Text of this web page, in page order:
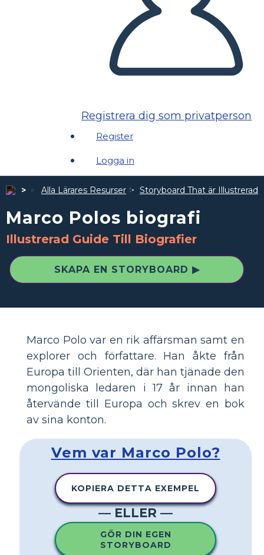
Registrera dig som privatperson
Register
Logga in
Alla Lärares Resurser Storyboard That är
Marco Polos biografi
Illustrerad Guide Till Biografier
SKAPA EN STORYBOARD ▶
Marco Polo var en rik affärsman samt en
explorer och författare. Han åkte från
Europa till Orienten, där han tjänade den
mongoliska ledaren i 17 år innan han
återvände till Europa och skrev en bok
av sina konton.
Vem var Marco Polo?
KOPIERA DETTA EXEMPEL
— ELLER —
GÖR DIN EGEN
STORYBOARD